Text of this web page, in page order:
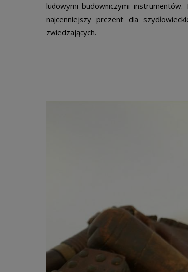
ludowymi budowniczymi
najcenniejszy prezent dla
zwiedzających.